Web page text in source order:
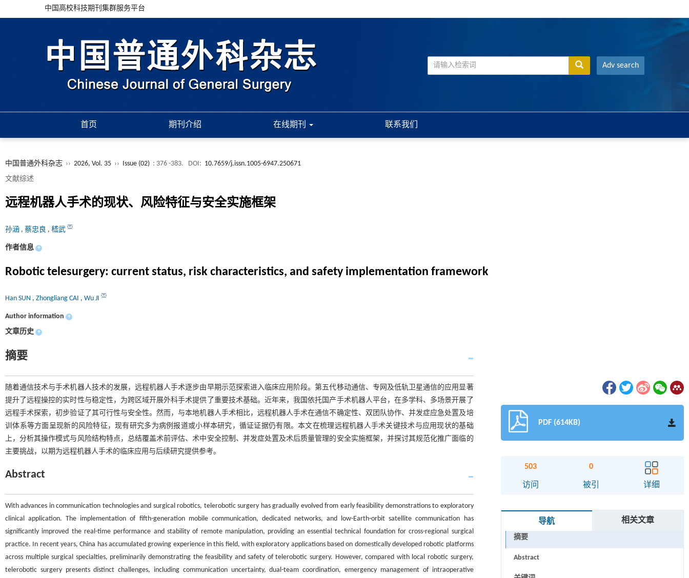
中国高校科技期刊集群服务平台
Adv search
首页 期刊介绍 在线期刊 联系我们
中国普通外科杂志 ›› 2026, Vol. 35 ›› Issue (02) : 376 -383. DOI: 10.7659/j.issn.1005-6947.250671
文献综述
远程机器人手术的现状、风险特征与安全实施框架
孙涵 , 蔡忠良 , 嵇武
作者信息 +
Robotic telesurgery: current status, risk characteristics, and safety implementation framework
Han SUN , Zhongliang CAI , Wu JI
Author information +
文章历史 +
摘要
随着通信技术与手术机器人技术的发展，远程机器人手术逐步由早期示范探索进入临床应用阶段。第五代移动通信、专网及低轨卫星通信的应用显著
提升了远程操控的实时性与稳定性，为跨区域开展外科手术提供了重要技术基础。近年来，我国依托国产手术机器人平台，在多学科、多场景开展了
远程手术探索，初步验证了其可行性与安全性。然而，与本地机器人手术相比，远程机器人手术在通信不确定性、双团队协作、并发症应急处置及培
训体系等方面呈现新的风险特征，现有研究多为病例报道或小样本研究，循证证据仍有限。本文在梳理远程机器人手术关键技术与应用现状的基础
上，分析其操作模式与风险结构特点，总结覆盖术前评估、术中安全控制、并发症处置及术后质量管理的安全实施框架，并探讨其规范化推广面临的
主要挑战，以期为远程机器人手术的临床应用与后续研究提供参考。
Abstract
With advances in communication technologies and surgical robotics, telerobotic surgery has gradually evolved from early feasibility demonstrations to exploratory
clinical application. The implementation of fifth-generation mobile communication, dedicated networks, and low-Earth-orbit satellite communication has
significantly improved the real-time performance and stability of remote manipulation, providing an essential technical foundation for cross-regional surgical
practice. In recent years, China has accumulated growing experience in this field, with exploratory applications based on domestically developed robotic platforms
across multiple surgical specialties, preliminarily demonstrating the feasibility and safety of telerobotic surgery. However, compared with local robotic surgery,
telerobotic surgery presents distinct challenges, including communication uncertainty, dual-team coordination, emergency management of intraoperative
PDF (614KB)
503
访问
0
被引 详细
导航 相关文章
摘要
Abstract